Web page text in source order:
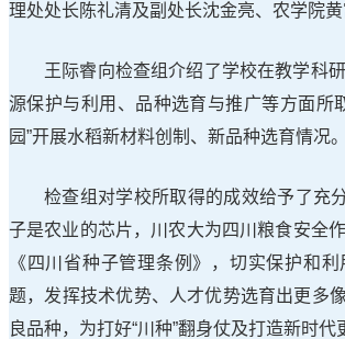
理处处长陈礼清及副处长沈金亮、农学院黄
王际睿向检查组介绍了学校在教学科
源保护与利用、品种选育与推广等方面所
园”开展水稻新材料创制、新品种选育情况。
检查组对学校所取得的成效给予了充
子是农业的芯片，川农大为四川粮食安全
《四川省种子管理条例》，切实保护和
题，发挥技术优势、人才优势选育出更多
良品种，为打好“川种”翻身仗及打造新时代